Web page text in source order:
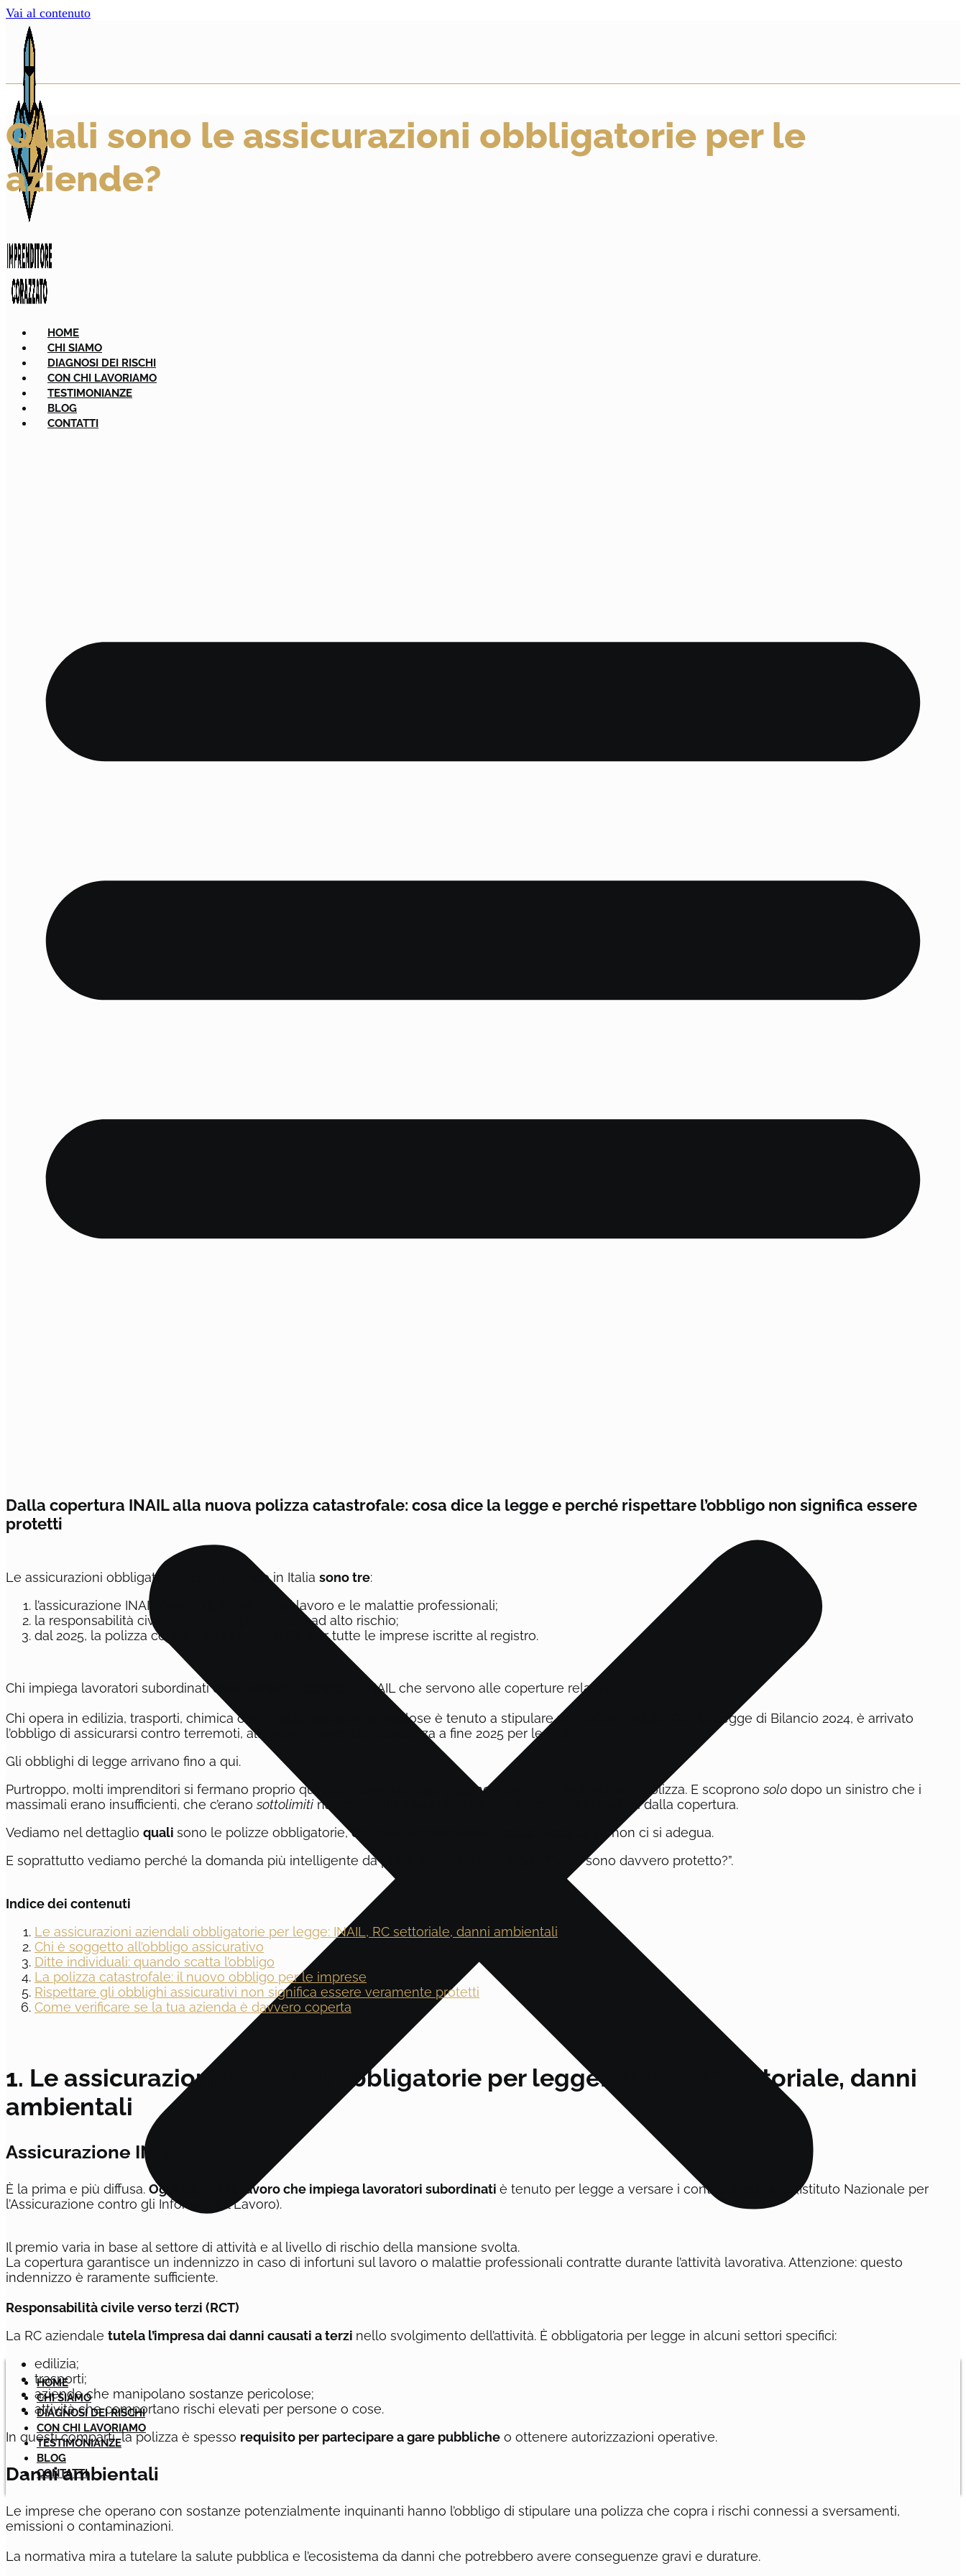
Vai al contenuto
HOME
CHI SIAMO
DIAGNOSI DEI RISCHI
CON CHI LAVORIAMO
TESTIMONIANZE
BLOG
CONTATTI
HOME
CHI SIAMO
DIAGNOSI DEI RISCHI
CON CHI LAVORIAMO
TESTIMONIANZE
BLOG
CONTATTI
Quali sono le assicurazioni obbligatorie per le
aziende?
Dalla copertura INAIL alla nuova polizza catastrofale: cosa dice la legge e perché rispettare l’obbligo non significa essere
protetti
Le assicurazioni obbligatorie per le aziende in Italia sono tre:
l’assicurazione INAIL contro gli infortuni sul lavoro e le malattie professionali;
la responsabilità civile verso terzi per i settori ad alto rischio;
dal 2025, la polizza contro i danni catastrofali per tutte le imprese iscritte al registro.
Chi impiega lavoratori subordinati deve versare i contributi INAIL che servono alle coperture relative.
Chi opera in edilizia, trasporti, chimica o manipola sostanze pericolose è tenuto a stipulare una
. Con la Legge di Bilancio 2024, è arrivato
l’obbligo di assicurarsi contro terremoti, alluvioni e frane, con scadenza a fine 2025 per le PMI.
Gli obblighi di legge arrivano fino a qui.
Purtroppo, molti imprenditori si fermano proprio qui: rispettano l’obbligo, pagano il premio e archiviano la polizza. E scopronosolo dopo un sinistro che i
massimali erano insufficienti, che c’eranosottolimiti nascosti nelle clausole, che interi rischi erano esclusi dalla copertura.
Vediamo nel dettaglio quali sono le polizze obbligatorie,chi
se non ci si adegua.
E soprattutto vediamo perché la domanda più intelligente da porsi non è “sono in regola?” ma “sono davvero protetto?”.
Indice dei contenuti
Le assicurazioni aziendali obbligatorie per legge: INAIL, RC settoriale, danni ambientali
Chi è soggetto all’obbligo assicurativo
Ditte individuali: quando scatta l’obbligo
La polizza catastrofale: il nuovo obbligo per le imprese
Rispettare gli obblighi assicurativi non significa essere veramente protetti
Come verificare se la tua azienda è davvero coperta
1. Le assicurazioni aziendali obbligatorie per legge: INAIL, RC settoriale, danni
ambientali
Assicurazione INAIL
È la prima e più diffusa. Ogni datore di lavoro che impiega lavoratori subordinati è tenuto per legge a versare i contributi all’INAIL (Istituto Nazionale per
l’Assicurazione contro gli Infortuni sul Lavoro).
Il premio varia in base al settore di attività e al livello di rischio della mansione svolta.
La copertura garantisce un indennizzo in caso di infortuni sul lavoro o malattie professionali contratte durante l’attività lavorativa. Attenzione: questo
indennizzo è raramente sufficiente.
Responsabilità civile verso terzi (RCT)
La RC aziendale tutela l’impresa dai danni causati a terzi nello svolgimento dell’attività. È obbligatoria per legge in alcuni settori specifici:
edilizia;
trasporti;
aziende che manipolano sostanze pericolose;
attività che comportano rischi elevati per persone o cose.
In questi comparti, la polizza è spesso requisito per partecipare a gare pubbliche o ottenere autorizzazioni operative.
Danni ambientali
Le imprese che operano con sostanze potenzialmente inquinanti hanno l’obbligo di stipulare una polizza che copra i rischi connessi a sversamenti,
emissioni o contaminazioni.
La normativa mira a tutelare la salute pubblica e l’ecosistema da danni che potrebbero avere conseguenze gravi e durature.